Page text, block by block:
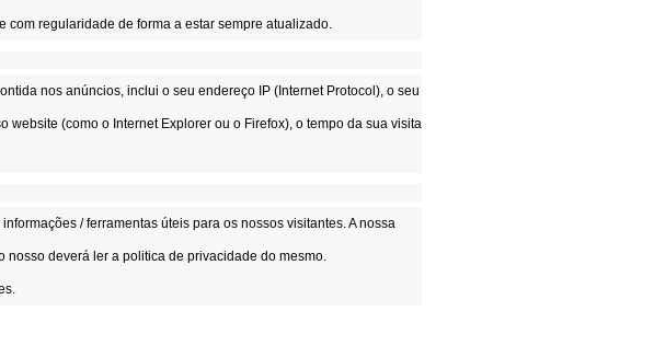
regularidade de forma a estar sempre atualizado.
nos anúncios, inclui o seu endereço IP (Internet Protocol), o seu
website (como o Internet Explorer ou o Firefox), o tempo da sua visita
/ ferramentas úteis para os nossos visitantes. A nossa
deverá ler a politica de privacidade do mesmo.